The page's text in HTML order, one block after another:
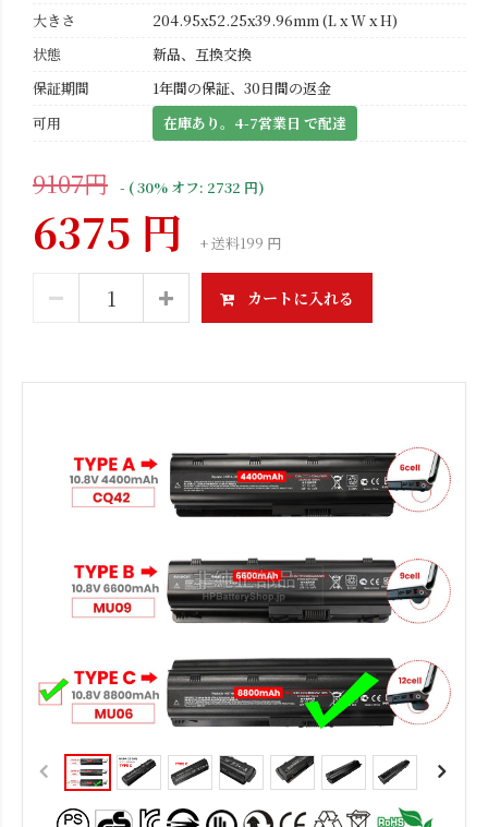
大きさ
204.95x52.25x39.96mm (L x W x H)
状態
新品、互換交換
保証期間
1年間の保証、30日間の返金
可用
在庫あり。4-7営業日 で配達
9107円 - ( 30% オフ: 2732 円)
6375 円 + 送料199 円
カートに入れる